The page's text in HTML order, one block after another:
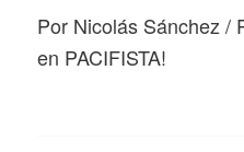
Por Nicolás Sánchez /
en PACIFISTA!